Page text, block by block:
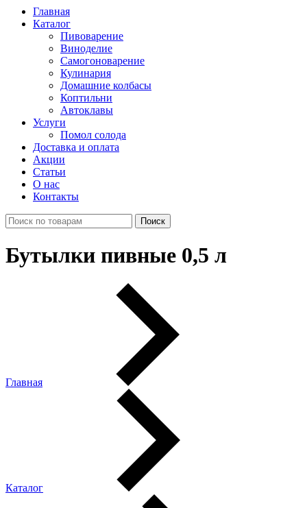
Главная
Каталог
Пивоварение
Виноделие
Самогоноварение
Кулинария
Домашние колбасы
Коптильни
Автоклавы
Услуги
Помол солода
Доставка и оплата
Акции
Статьи
О нас
Контакты
Бутылки пивные 0,5 л
Главная
Каталог